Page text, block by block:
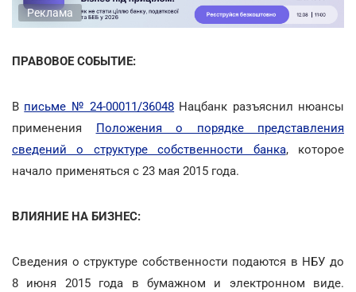
Реклама
ПРАВОВОЕ СОБЫТИЕ:
В письме № 24-00011/36048 Нацбанк разъяснил нюансы
применения Положения о порядке представления
сведений о структуре собственности банка, которое
начало применяться с 23 мая 2015 года.
ВЛИЯНИЕ НА БИЗНЕС:
Сведения о структуре собственности подаются в НБУ до
8 июня 2015 года в бумажном и электронном виде.